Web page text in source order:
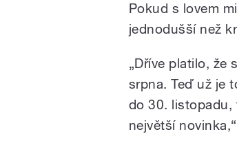
Pokud s lovem
jednodušší než
„Dříve platilo, že
srpna. Teď už je
do 30. listopadu,
největší